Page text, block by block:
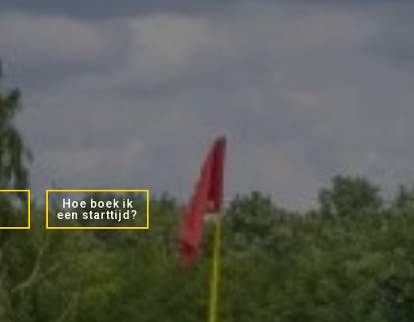
Hoe boek ik
een starttijd?